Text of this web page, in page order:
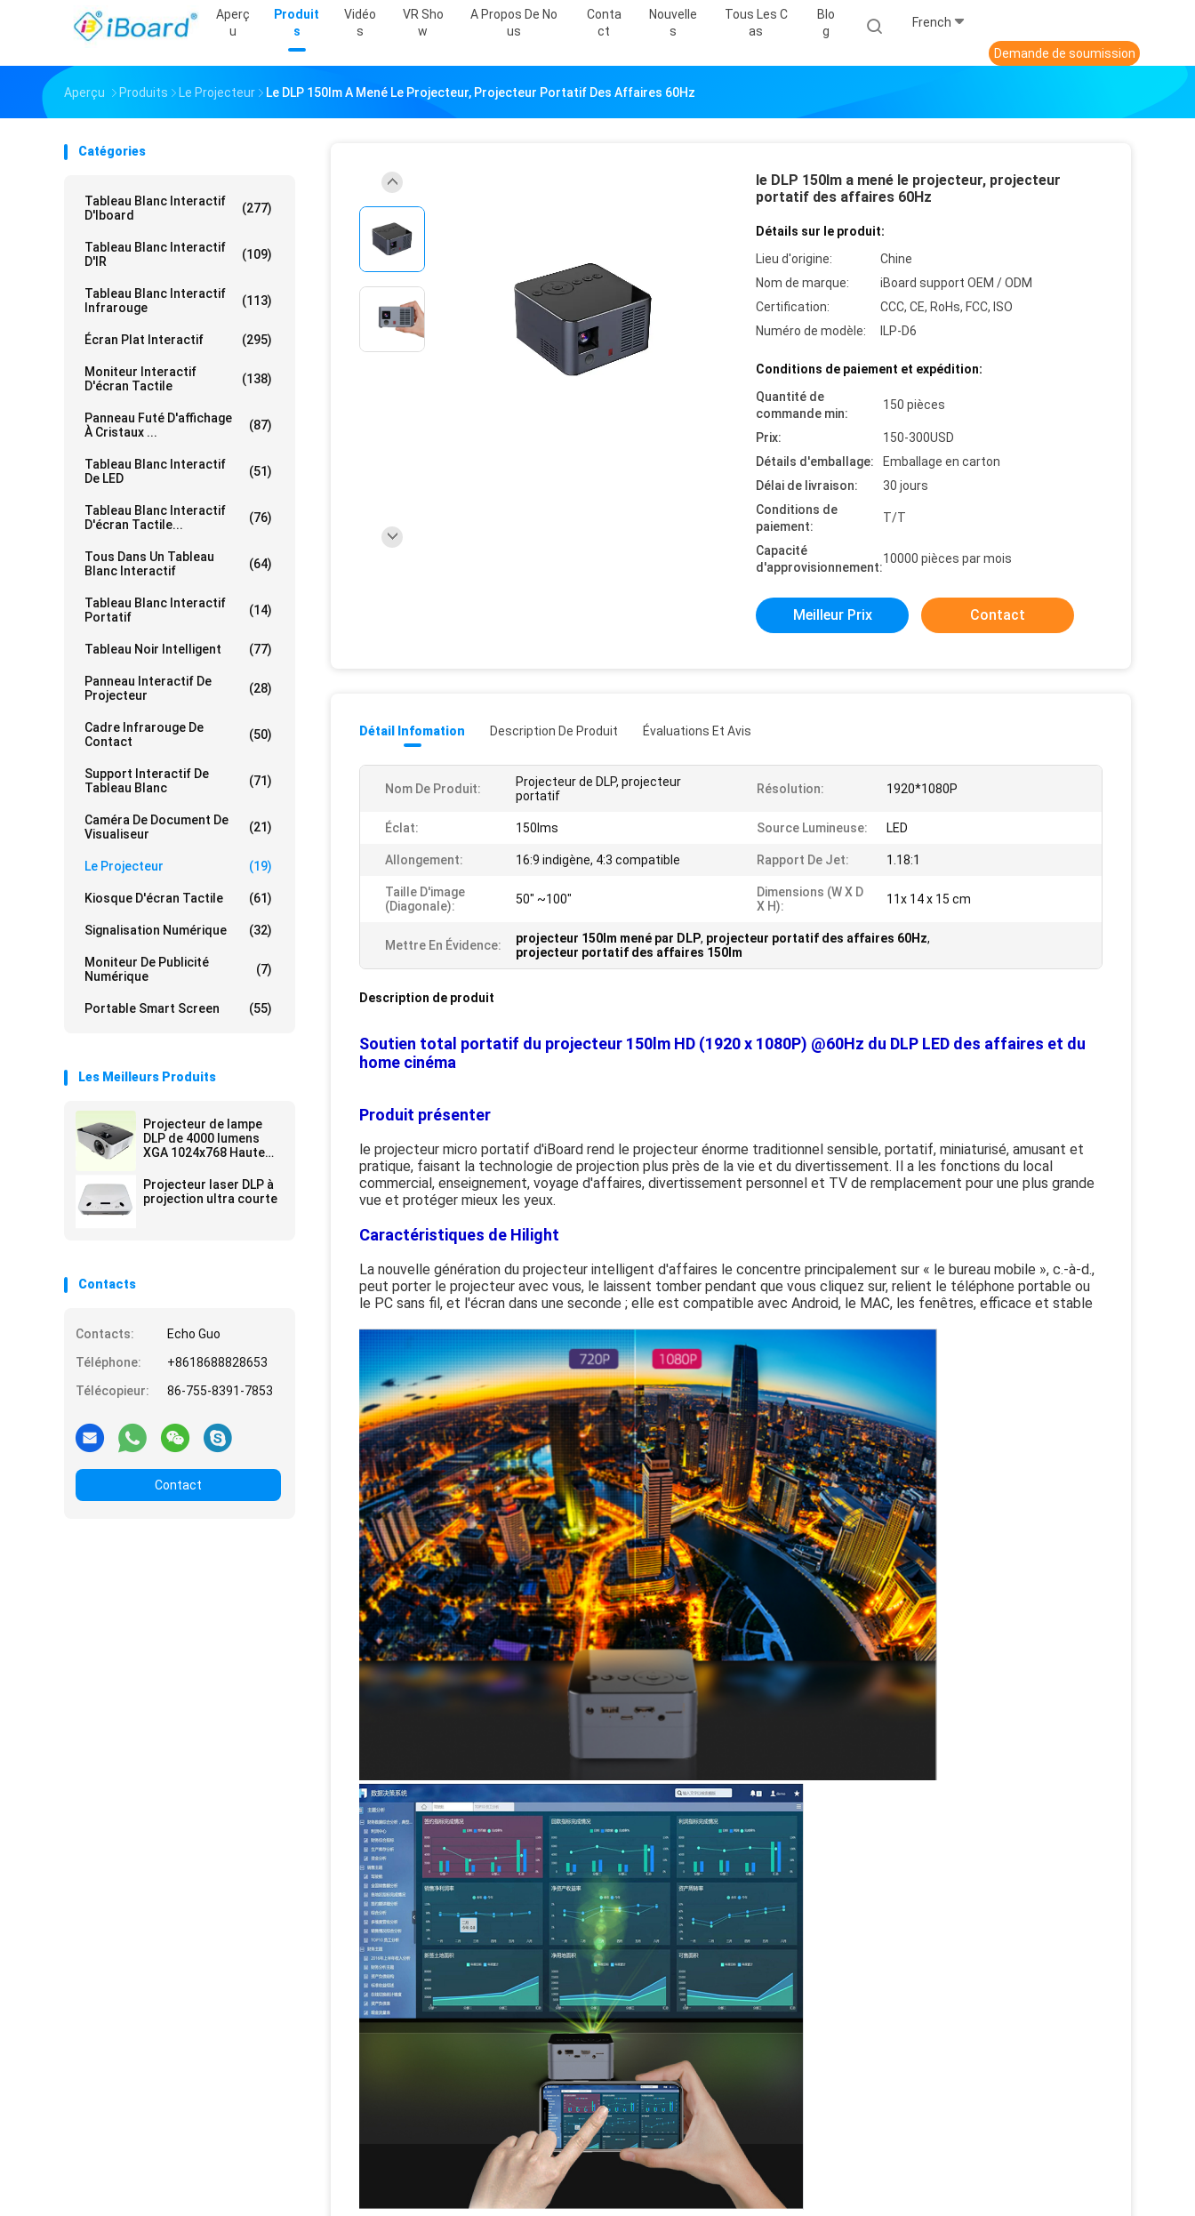
Aperç
U
Produit
S
Vidéo
S
VR Sho
W
A Propos De No
Us
Conta
Ct
Nouvelle
S
Tous Les C
As
Blo
G
French
Demande de soumission
Aperçu Produits Le Projecteur Le DLP 150lm A Mené Le Projecteur, Projecteur Portatif Des Affaires 60Hz
Catégories
Tableau Blanc Interactif
D'Iboard
(277)
Tableau Blanc Interactif
D'IR
(109)
Tableau Blanc Interactif
Infrarouge
(113)
Écran Plat Interactif (295)
Moniteur Interactif
D'écran Tactile
(138)
Panneau Futé D'affichage
À Cristaux ...
(87)
Tableau Blanc Interactif
De LED
(51)
Tableau Blanc Interactif
D'écran Tactile...
(76)
Tous Dans Un Tableau
Blanc Interactif
(64)
Tableau Blanc Interactif
Portatif
(14)
Tableau Noir Intelligent (77)
Panneau Interactif De
Projecteur
(28)
Cadre Infrarouge De
Contact
(50)
Support Interactif De
Tableau Blanc
(71)
Caméra De Document De
Visualiseur
(21)
Le Projecteur (19)
Kiosque D'écran Tactile (61)
Signalisation Numérique (32)
Moniteur De Publicité
Numérique
(7)
Portable Smart Screen (55)
Les Meilleurs Produits
Projecteur de lampe
DLP de 4000 lumens
XGA 1024x768 Haute
Projecteur laser DLP à
projection ultra courte
Contacts
Contacts:
Echo Guo
Téléphone:
+8618688828653
Télécopieur:
86-755-8391-7853
Contact
le DLP 150lm a mené le projecteur, projecteur
portatif des affaires 60Hz
Détails sur le produit:
Lieu d'origine:
Chine
Nom de marque:
iBoard support OEM / ODM
Certification:
CCC, CE, RoHs, FCC, ISO
Numéro de modèle:
ILP-D6
Conditions de paiement et expédition:
Quantité de
commande min:
150 pièces
Prix:
150-300USD
Détails d'emballage:
Emballage en carton
Délai de livraison:
30 jours
Conditions de
paiement:
T/T
Capacité
d'approvisionnement:
10000 pièces par mois
Meilleur Prix Contact
Détail Infomation Description De Produit Évaluations Et Avis
Nom De Produit:
Projecteur de DLP, projecteur
portatif
Résolution: 1920*1080P
Éclat: 150lms Source Lumineuse: LED
Allongement: 16:9 indigène, 4:3 compatible Rapport De Jet: 1.18:1
Taille D'image
(diagonale):
50" ~100"
Dimensions (W X D
X H):
11x 14 x 15 cm
Mettre En Évidence: projecteur 150lm mené par DLP, projecteur portatif des affaires 60Hz,
projecteur portatif des affaires 150lm
Description de produit
Soutien total portatif du projecteur 150lm HD (1920 x 1080P) @60Hz du DLP LED des affaires et du
home cinéma
Produit présenter
le projecteur micro portatif d'iBoard rend le projecteur énorme traditionnel sensible, portatif, miniaturisé, amusant et
pratique, faisant la technologie de projection plus près de la vie et du divertissement. Il a les fonctions du local
commercial, enseignement, voyage d'affaires, divertissement personnel et TV de remplacement pour une plus grande
vue et protéger mieux les yeux.
Caractéristiques de Hilight
La nouvelle génération du projecteur intelligent d'affaires le concentre principalement sur « le bureau mobile », c.-à-d.,
peut porter le projecteur avec vous, le laissent tomber pendant que vous cliquez sur, relient le téléphone portable ou
le PC sans fil, et l'écran dans une seconde ; elle est compatible avec Android, le MAC, les fenêtres, efficace et stable